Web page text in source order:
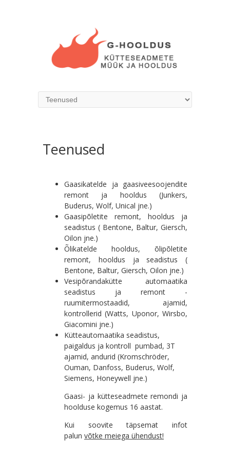
Teenused
Gaasikatelde ja gaasiveesoojendite
remont ja hooldus (Junkers,
Buderus, Wolf, Unical jne.)
Gaasipõletite remont, hooldus ja
seadistus ( Bentone, Baltur, Giersch,
Oilon jne.)
Õlikatelde hooldus, õlipõletite
remont, hooldus ja seadistus (
Bentone, Baltur, Giersch, Oilon jne.)
Vesipõrandakütte automaatika
seadistus ja remont ­
ruumitermostaadid, ajamid,
kontrollerid (Watts, Uponor, Wirsbo,
Giacomini jne.)
Kütteautomaatika seadistus,
paigaldus ja kontroll ­ pumbad, 3T
ajamid, andurid (Kromschröder,
Ouman, Danfoss, Buderus, Wolf,
Siemens, Honeywell jne.)
Gaasi- ja kütteseadmete remondi ja
hoolduse kogemus 16 aastat.
Kui soovite täpsemat infot
palun võtke meiega ühendust!